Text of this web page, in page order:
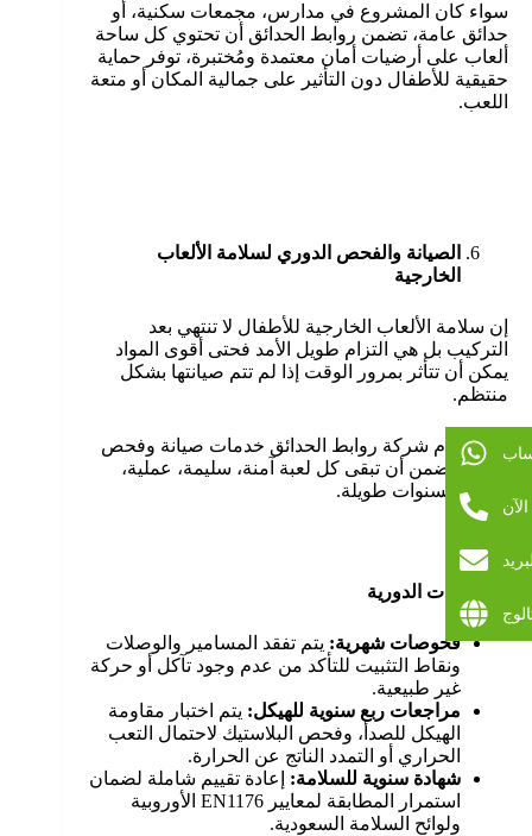
سواء كان المشروع في مدارس، مجمعات سكنية، أو
حدائق عامة، تضمن روابط الحدائق أن تحتوي كل ساحة
ألعاب على أرضيات أمان معتمدة ومُختبرة، توفر حماية
حقيقية للأطفال دون التأثير على جمالية المكان أو متعة
اللعب.
الصيانة والفحص الدوري لسلامة الألعاب
الخارجية
إن سلامة الألعاب الخارجية للأطفال لا تنتهي بعد
التركيب بل هي التزام طويل الأمد فحتى أقوى المواد
يمكن أن تتأثر بمرور الوقت إذا لم تتم صيانتها بشكل
منتظم.
لهذا، تقدم شركة روابط الحدائق خدمات صيانة وفحص
شاملة تضمن أن تبقى كل لعبة آمنة، سليمة، عملية،
وجذابة لسنوات طويلة.
الفحوصات الدورية
فحوصات شهرية: يتم تفقد المسامير والوصلات
ونقاط التثبيت للتأكد من عدم وجود تآكل أو حركة
غير طبيعية.
مراجعات ربع سنوية للهيكل: يتم اختبار مقاومة
الهيكل للصدأ، وفحص البلاستيك لاحتمال التعب
الحراري أو التمدد الناتج عن الحرارة.
شهادة سنوية للسلامة: إعادة تقييم شاملة لضمان
استمرار المطابقة لمعايير EN1176 الأوروبية
ولوائح السلامة السعودية.